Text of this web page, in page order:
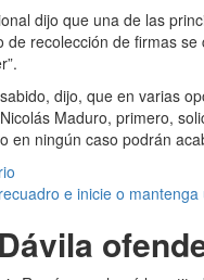
dijo que una de las
de recolección de firmas
dijo, que en varias
Maduro, primero,
en ningún caso podrán
e inicie o